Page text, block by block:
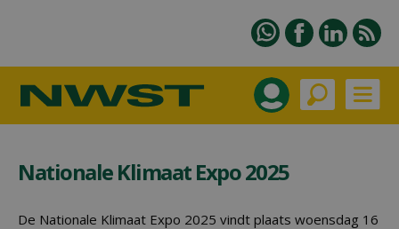
Nationale Klimaat Expo 2025
De Nationale Klimaat Expo 2025 vindt plaats woensdag 16